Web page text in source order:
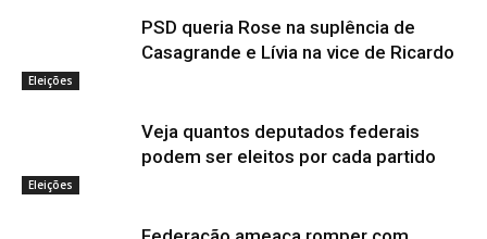
Eleições
PSD queria Rose na suplência de
Casagrande e Lívia na vice de Ricardo
Eleições
Veja quantos deputados federais
podem ser eleitos por cada partido